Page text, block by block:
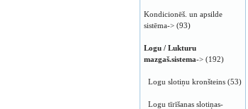
Kondicionēš. un apsilde
sistēma-> (93)
Logu / Lukturu
mazgaš.sistema-> (192)
Logu slotiņu kronšteins (53)
Logu tīrīšanas slotiņas-